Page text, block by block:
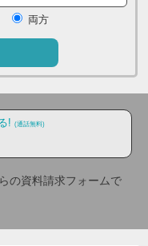
両方
! (通話無料)
の資料請求フォームで